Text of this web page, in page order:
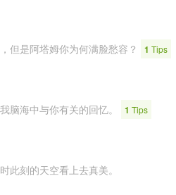
但是阿塔姆你为何满脸愁容？ 1 Tips
海中与你有关的回忆。 1 Tips
此刻的天空看上去真美。